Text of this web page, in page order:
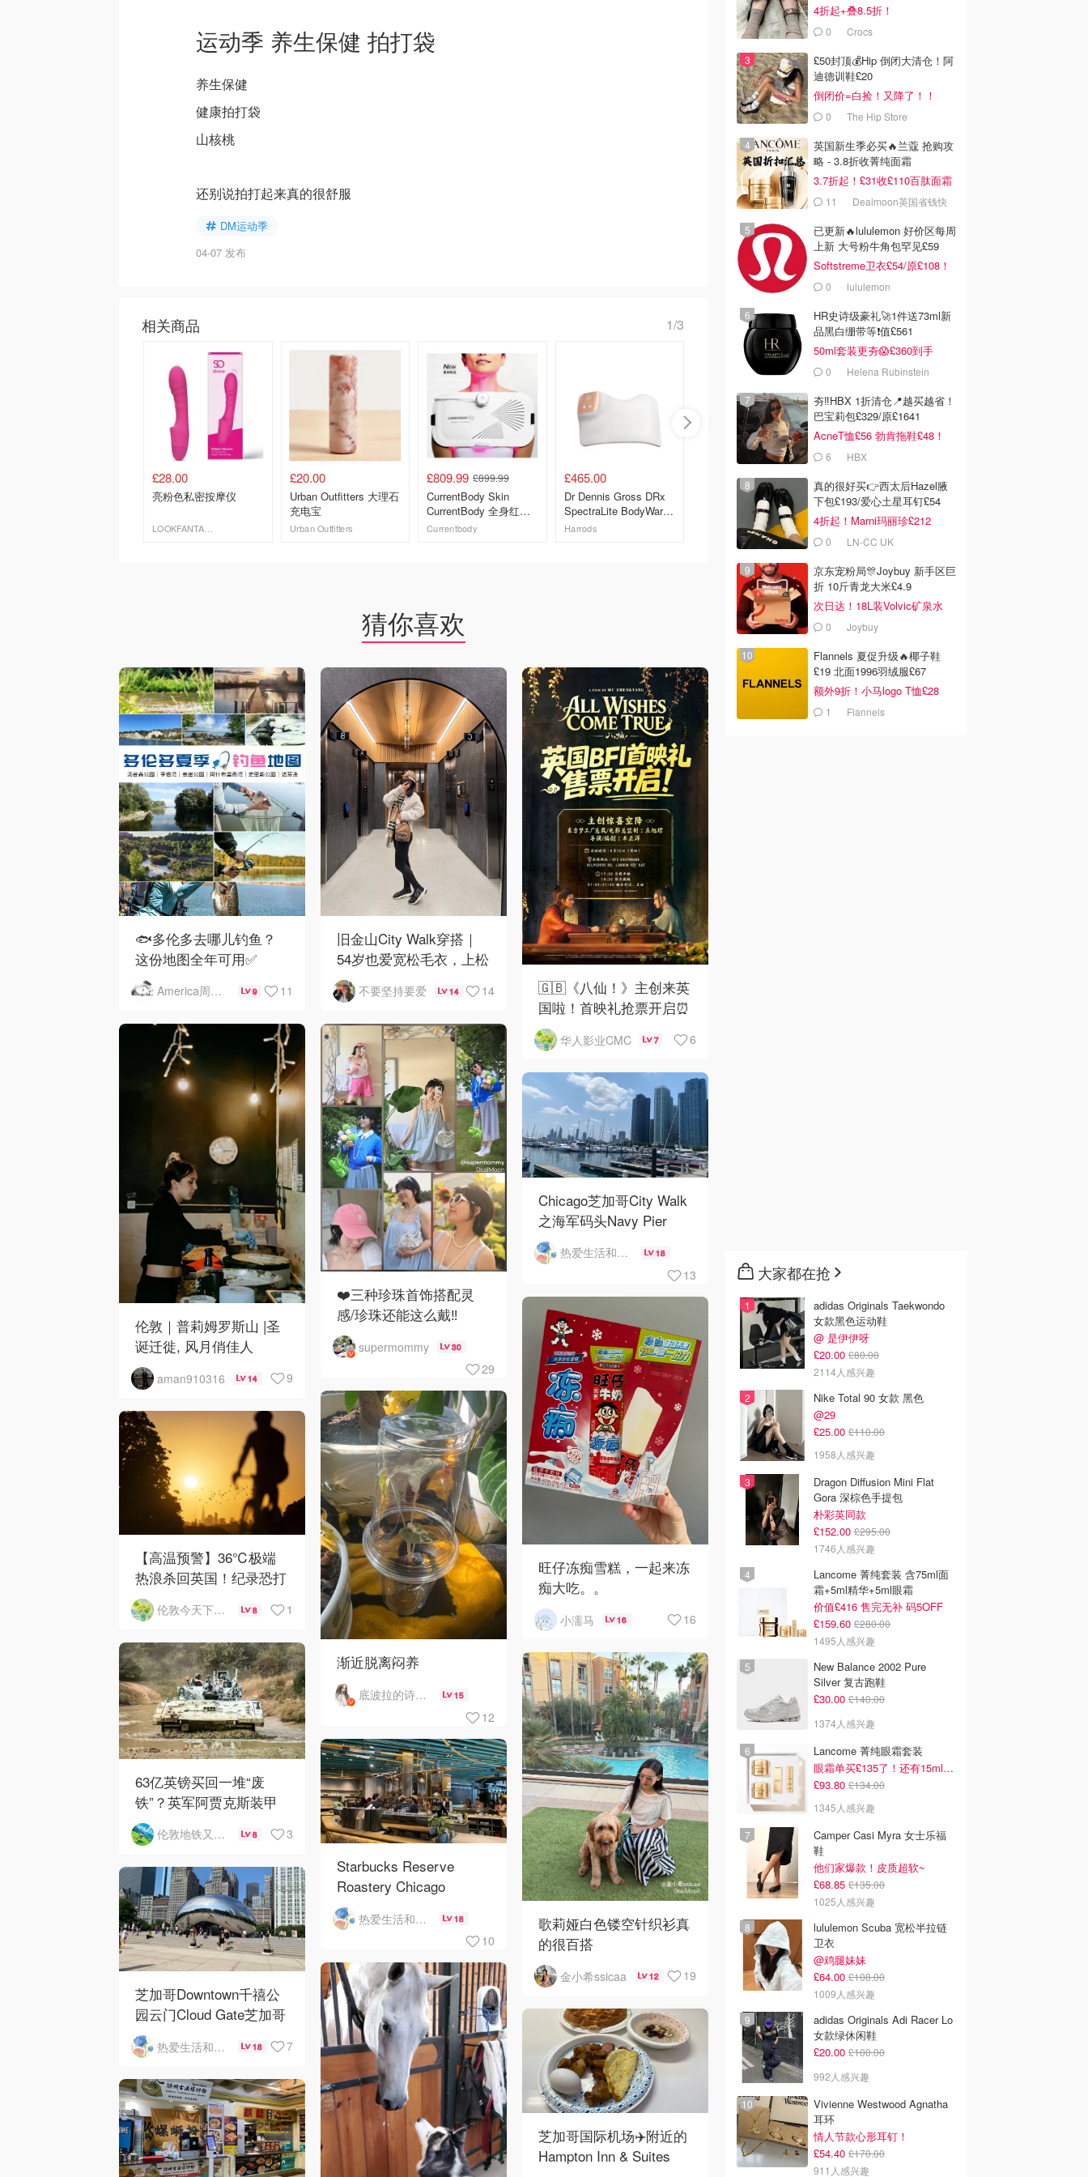
运动季 养生保健 拍打袋
养生保健
健康拍打袋
山核桃
还别说拍打起来真的很舒服
DM运动季
04-07 发布
相关商品 1/3
£28.00
亮粉色私密按摩仪
£20.00
Urban Outfitters 大理石
充电宝
Urban Outfitters
£809.99 £899.99
CurrentBody Skin
CurrentBody 全身红光
治疗仪
Currentbody
£465.00
Dr Dennis Gross DRx
SpectraLite BodyWare
Pro 红光美容仪
Harrods
Sarah Chapman 面部紧
Feelunique
去购买
£399.95
THE TECH BAR Bian
Stone 迷你筋膜枪
Selfridges
去购买
猜你喜欢
🐟多伦多去哪儿钓鱼？
这份地图全年可用✅
America周末快讯 9 11
旧金山City Walk穿搭｜
54岁也爱宽松毛衣，上松
下紧真的很救比例
不要坚持要爱 14 14
🇬🇧《八仙！》主创来英
国啦！首映礼抢票开启⏰
华人影业CMC 7 6
伦敦｜普莉姆罗斯山 |圣
诞迁徙, 风月俏佳人
aman910316 14 9
❤️三种珍珠首饰搭配灵
感/珍珠还能这么戴‼️
supermommy 30
29
Chicago芝加哥City Walk
之海军码头Navy Pier
热爱生活和自由的轻舞飞扬 18
13
旺仔冻痴雪糕，一起来冻
痴大吃。。
小濡马 16 16
渐近脱离闷养
底波拉的诗与歌 15
12
【高温预警】36℃极端
热浪杀回英国！纪录恐打
破
伦敦今天下雨了吗 8 1
63亿英镑买回一堆“废
铁”？英军阿贾克斯装甲
车刚出库就趴窝
伦敦地铁又罢工了 8 3
歌莉娅白色镂空针织衫真
的很百搭
金小希ssicaa 12 19
Starbucks Reserve
Roastery Chicago
热爱生活和自由的轻舞飞扬 18
10
芝加哥Downtown千禧公
园云门Cloud Gate芝加哥
河街景❤️鳞次栉比的高楼
热爱生活和自由的轻舞飞扬 18 7
芝加哥国际机场✈️附近的
Hampton Inn & Suites
4折起+叠8.5折！
0 Crocs
£50封顶💰Hip 倒闭大清仓！阿
迪德训鞋£20
倒闭价=白捡！又降了！！
0 The Hip Store
英国新生季必买🔥兰蔻 抢购攻
略 - 3.8折收菁纯面霜
3.7折起！£31收£110百肽面霜
套装
11
Dealmoon英国省钱快
已更新🔥lululemon 好价区每周
上新 大号粉牛角包罕见£59
Softstreme卫衣£54/原£108！
0 lululemon
HR史诗级豪礼🚀1件送73ml新
品黑白绷带等❗️值£561
50ml套装更夯😱£360到手
£1138！
0 Helena Rubinstein
夯‼️HBX 1折清仓📍越买越省！
巴宝莉包£329/原£1641
AcneT恤£56 勃肯拖鞋£48！
6 HBX
真的很好买👉西太后Hazel腋
下包£193/爱心土星耳钉£54
4折起！Marni玛丽珍£212
0 LN-CC UK
京东宠粉局🎊Joybuy 新手区巨
折 10斤青龙大米£4.9
次日达！18L装Volvic矿泉水
£110 Joybuy
Flannels 夏促升级🔥椰子鞋
£19 北面1996羽绒服£67
额外9折！小马logo T恤£28
1 Flannels
大家都在抢
adidas Originals Taekwondo
女款黑色运动鞋
@ 是伊伊呀
£20.00 £80.00
2114人感兴趣
Nike Total 90 女款 黑色
@29
£25.00 £110.00
1958人感兴趣
Dragon Diffusion Mini Flat
Gora 深棕色手提包
朴彩英同款
£152.00 £295.00
1746人感兴趣
Lancome 菁纯套装 含75ml面
霜+5ml精华+5ml眼霜
价值£416 售完无补 码5OFF
£159.60 £280.00
1495人感兴趣
New Balance 2002 Pure
Silver 复古跑鞋
£30.00 £140.00
1374人感兴趣
Lancome 菁纯眼霜套装
眼霜单买£135了！还有15ml面霜+5ml精华~！
£93.80 £134.00
1345人感兴趣
Camper Casi Myra 女士乐福
鞋
他们家爆款！皮质超软~
£68.85 £135.00
1025人感兴趣
lululemon Scuba 宽松半拉链
卫衣
@鸡腿妹妹
£64.00 £108.00
1009人感兴趣
adidas Originals Adi Racer Lo
女款绿休闲鞋
£20.00 £100.00
992人感兴趣
Vivienne Westwood Agnatha
耳环
情人节款心形耳钉！
£54.40 £170.00
911人感兴趣